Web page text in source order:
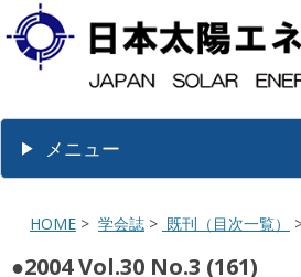
メニュー
HOME > 学会誌 > 既刊（目次一覧）
●2004 Vol.30 No.3 (161)